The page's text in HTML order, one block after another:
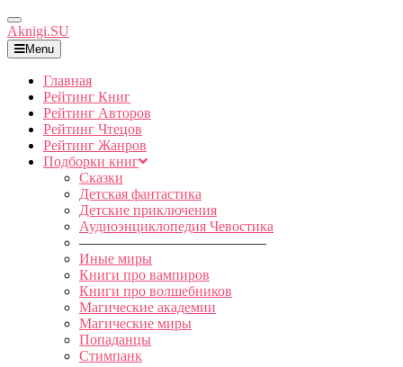
Toggle
Navigation
Aknigi.SU
Menu
Главная
Рейтинг Книг
Рейтинг Авторов
Рейтинг Чтецов
Рейтинг Жанров
Подборки книг
Сказки
Детская фантастика
Детские приключения
Аудиоэнциклопедия Чевостика
—————————————
Иные миры
Книги про вампиров
Книги про волшебников
Магические академии
Магические миры
Попаданцы
Стимпанк